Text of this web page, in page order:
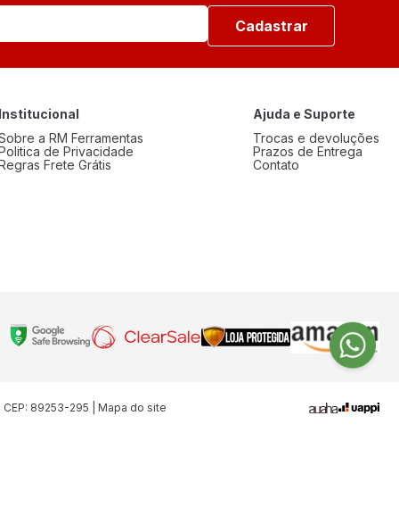
Cadastrar
Institucional
a RM Ferramentas
de Privacidade
Frete Grátis
Ajuda e Suporte
Trocas e devoluções
Prazos de Entrega
Contato
89253-295 | Mapa do site